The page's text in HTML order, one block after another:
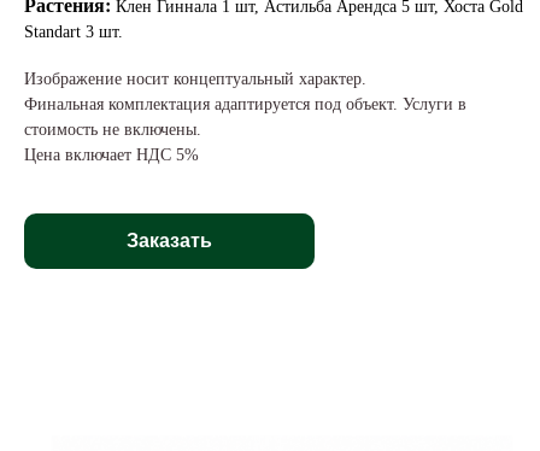
Клен Гиннала 1 шт, Астильба Арендса 5 шт, Хоста Gold
Standart 3 шт.
Изображение носит концептуальный характер.
Финальная комплектация адаптируется под объект. Услуги в
стоимость не включены.
Цена включает НДС 5%
Заказать